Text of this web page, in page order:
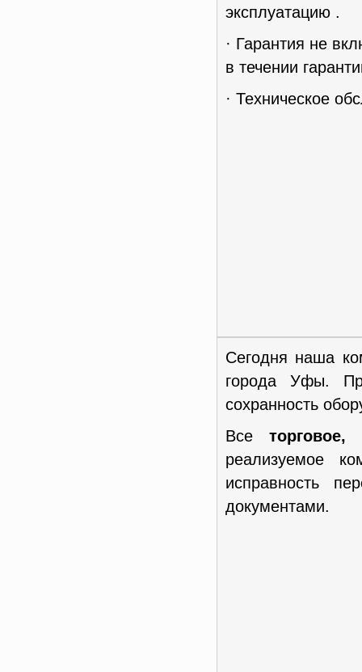
эксплуатацию .
· Гарантия не
в течении
· Техническое
Сегодня наша
города Уфы.
сохранность
Все торговое,
реализуемое
исправность
документами.